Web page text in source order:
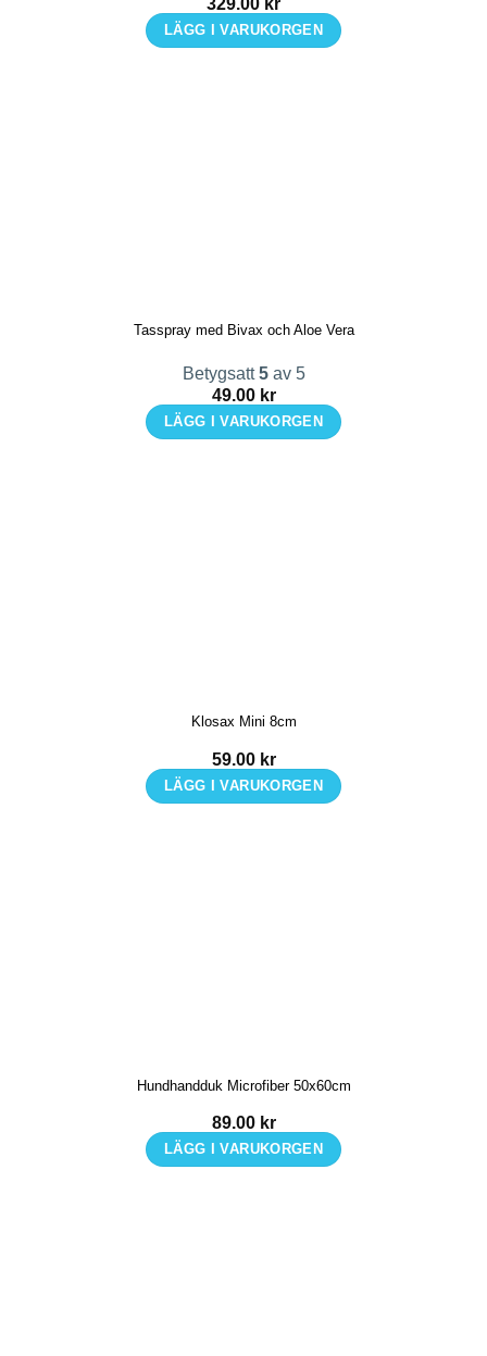
329.00 kr
LÄGG I VARUKORGEN
Tasspray med Bivax och Aloe Vera
Betygsatt5av 5
49.00 kr
LÄGG I VARUKORGEN
Klosax Mini 8cm
59.00 kr
LÄGG I VARUKORGEN
Hundhandduk Microfiber 50x60cm
89.00 kr
LÄGG I VARUKORGEN